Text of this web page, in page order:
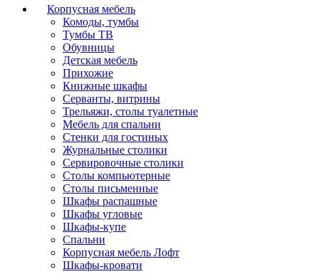
Корпусная мебель
Комоды, тумбы
Тумбы ТВ
Обувницы
Детская мебель
Прихожие
Книжные шкафы
Серванты, витрины
Трельяжи, столы туалетные
Мебель для спальни
Стенки для гостиных
Журнальные столики
Сервировочные столики
Столы компьютерные
Столы письменные
Шкафы распашные
Шкафы угловые
Шкафы-купе
Спальни
Корпусная мебель Лофт
Шкафы-кровати